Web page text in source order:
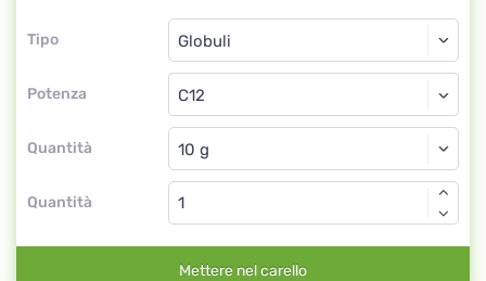
Tipo
Tipo
Potenza
Globuli
C12
Quantità
Globuli
Quantità
Mettere nel carello